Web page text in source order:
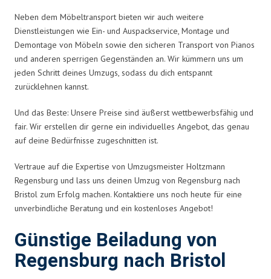
Neben dem Möbeltransport bieten wir auch weitere
Dienstleistungen wie Ein- und Auspackservice, Montage und
Demontage von Möbeln sowie den sicheren Transport von Pianos
und anderen sperrigen Gegenständen an. Wir kümmern uns um
jeden Schritt deines Umzugs, sodass du dich entspannt
zurücklehnen kannst.
Und das Beste: Unsere Preise sind äußerst wettbewerbsfähig und
fair. Wir erstellen dir gerne ein individuelles Angebot, das genau
auf deine Bedürfnisse zugeschnitten ist.
Vertraue auf die Expertise von Umzugsmeister Holtzmann
Regensburg und lass uns deinen Umzug von Regensburg nach
Bristol zum Erfolg machen. Kontaktiere uns noch heute für eine
unverbindliche Beratung und ein kostenloses Angebot!
Günstige Beiladung von
Regensburg nach Bristol